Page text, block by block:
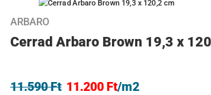
AKCIÓ
ARBARO
Cerrad Arbaro Brown 19,3 x
11.590Ft 11.200 Ft/m2